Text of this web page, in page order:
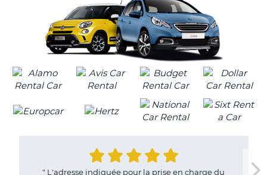
" L'adresse indiquée pour la prise en charge du